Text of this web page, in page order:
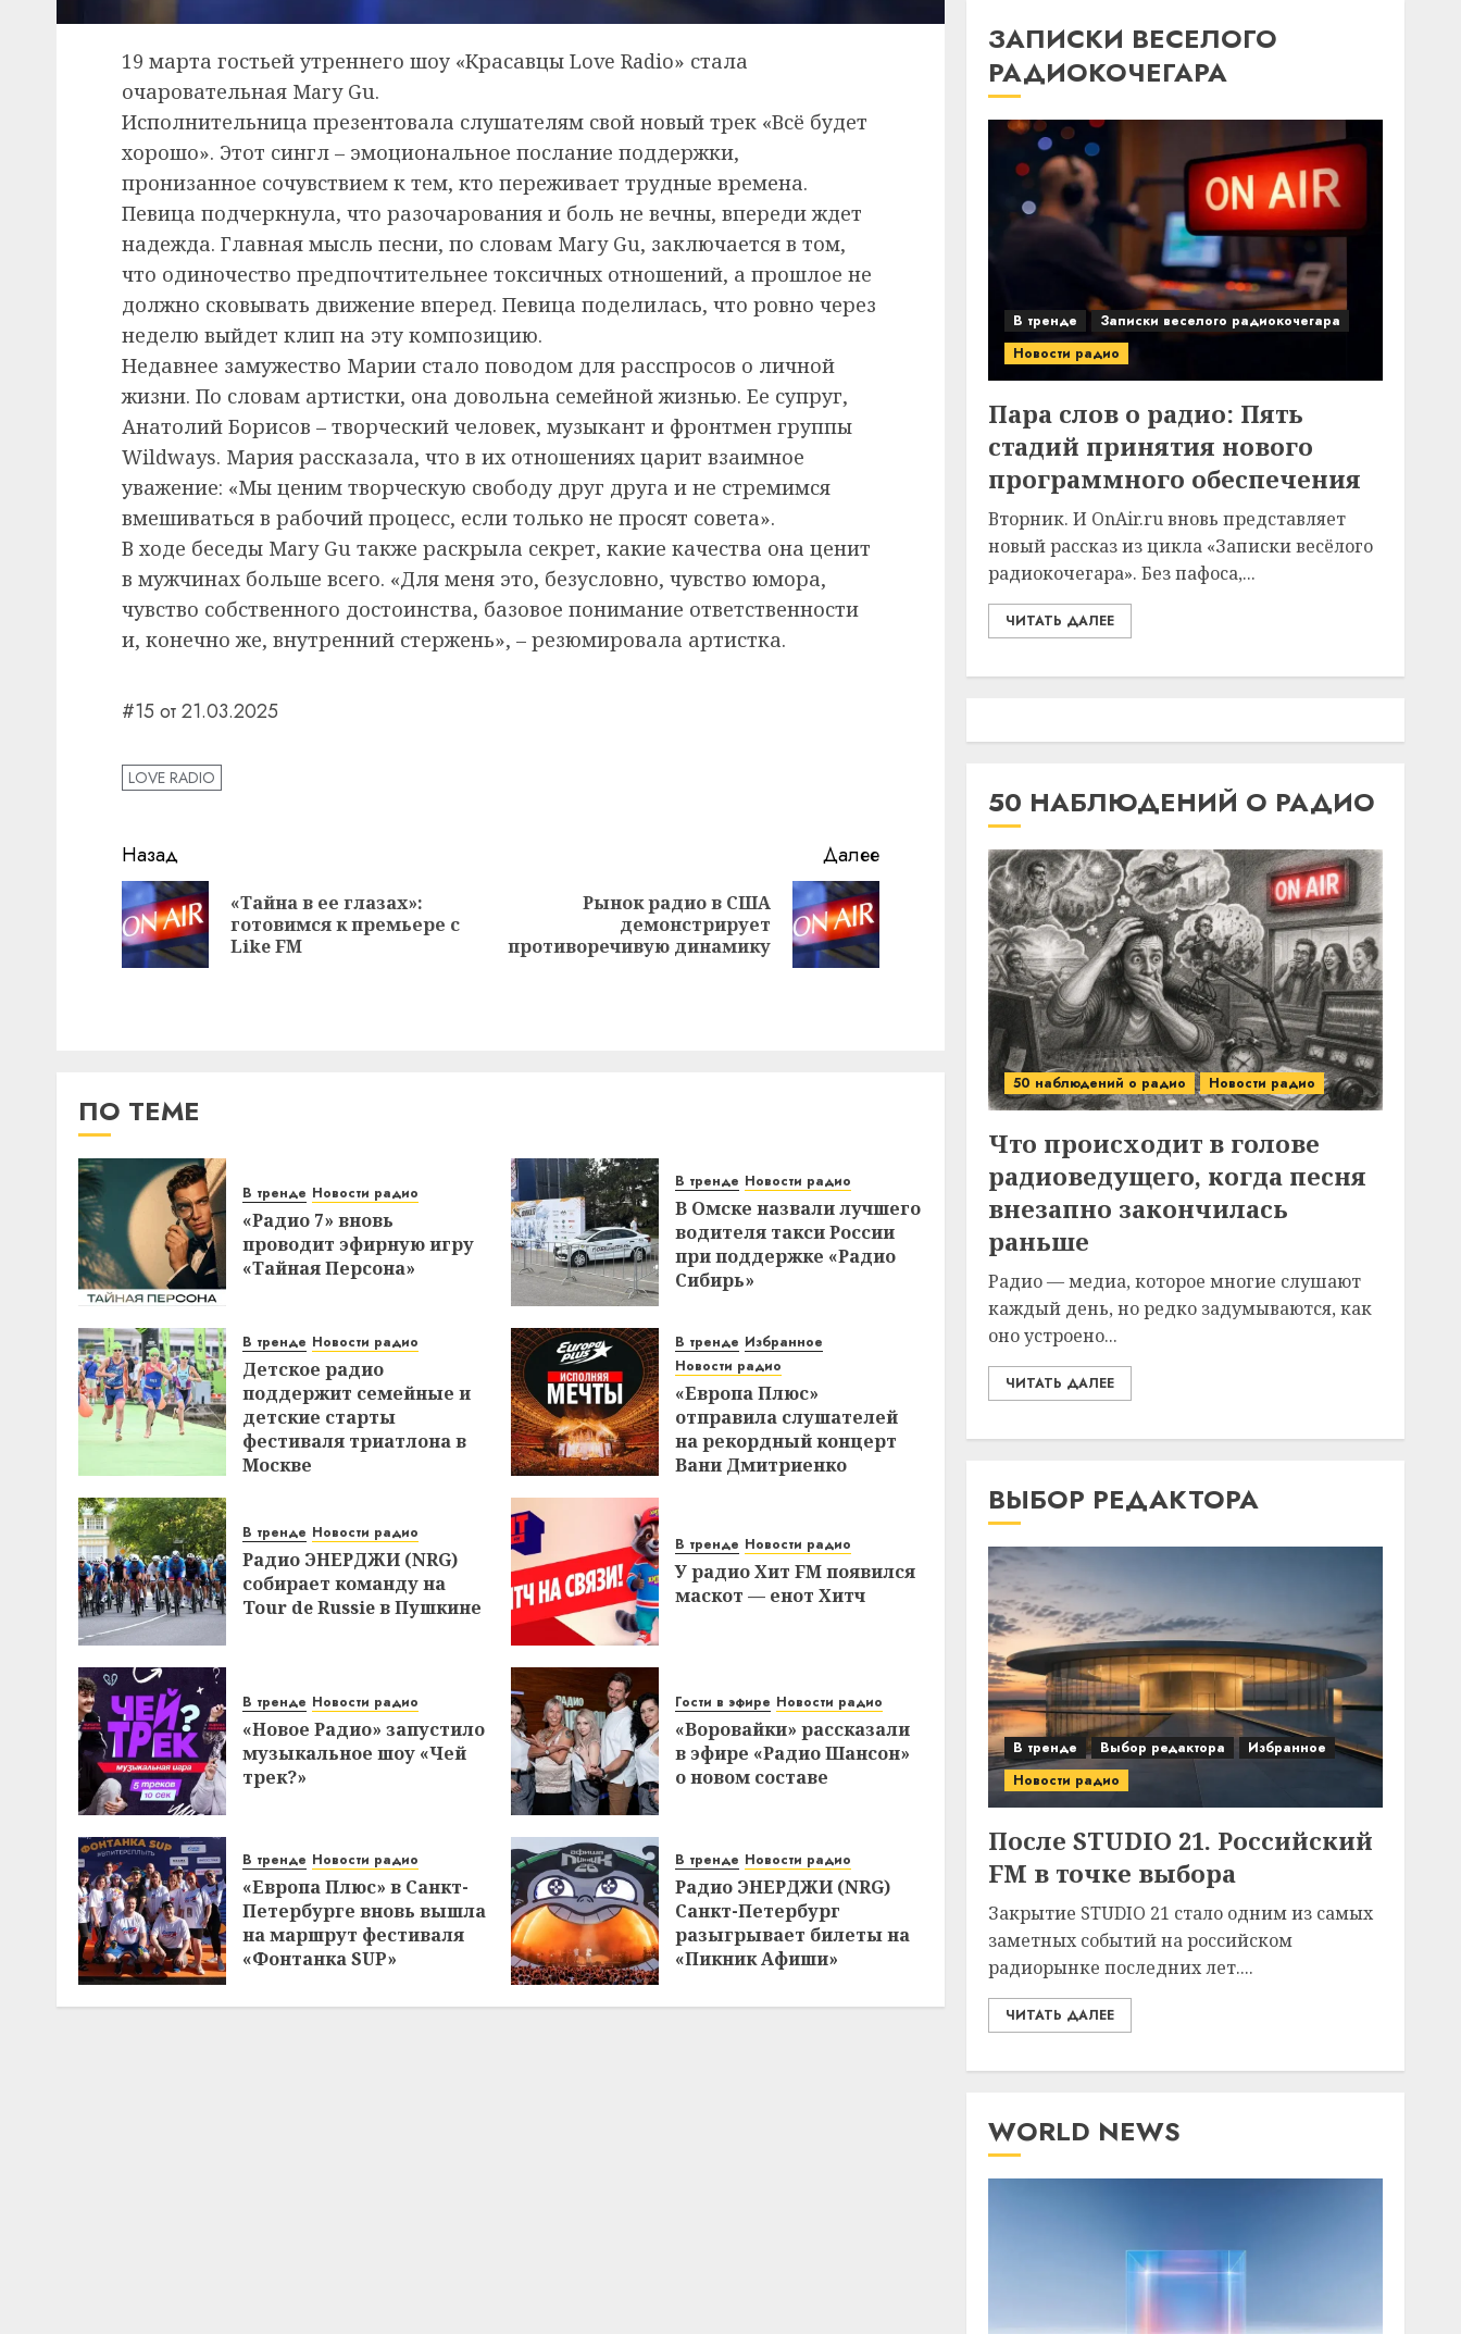
19 марта гостьей утреннего шоу «Красавцы Love Radio» стала
очаровательная Mary Gu.
Исполнительница презентовала слушателям свой новый трек «Всё будет
хорошо». Этот сингл – эмоциональное послание поддержки,
пронизанное сочувствием к тем, кто переживает трудные времена.
Певица подчеркнула, что разочарования и боль не вечны, впереди ждет
надежда. Главная мысль песни, по словам Mary Gu, заключается в том,
что одиночество предпочтительнее токсичных отношений, а прошлое не
должно сковывать движение вперед. Певица поделилась, что ровно через
неделю выйдет клип на эту композицию.
Недавнее замужество Марии стало поводом для расспросов о личной
жизни. По словам артистки, она довольна семейной жизнью. Ее супруг,
Анатолий Борисов – творческий человек, музыкант и фронтмен группы
Wildways. Мария рассказала, что в их отношениях царит взаимное
уважение: «Мы ценим творческую свободу друг друга и не стремимся
вмешиваться в рабочий процесс, если только не просят совета».
В ходе беседы Mary Gu также раскрыла секрет, какие качества она ценит
в мужчинах больше всего. «Для меня это, безусловно, чувство юмора,
чувство собственного достоинства, базовое понимание ответственности
и, конечно же, внутренний стержень», – резюмировала артистка.
#15 от 21.03.2025
LOVE RADIO
Навигация
записи
Назад
Предыдущая
запись:
«Тайна в ее глазах»:
готовимся к премьере с
Like FM
Далее
Следующая
запись:
Рынок радио в США
демонстрирует
противоречивую динамику
ПО ТЕМЕ
В тренде Новости радио
«Радио 7» вновь
проводит эфирную игру
«Тайная Персона»
В тренде Новости радио
В Омске назвали лучшего
водителя такси России
при поддержке «Радио
Сибирь»
В тренде Новости радио
Детское радио
поддержит семейные и
детские старты
фестиваля триатлона в
Москве
В тренде Избранное
Новости радио
«Европа Плюс»
отправила слушателей
на рекордный концерт
Вани Дмитриенко
В тренде Новости радио
Радио ЭНЕРДЖИ (NRG)
собирает команду на
Tour de Russie в Пушкине
В тренде Новости радио
У радио Хит FM появился
маскот — енот Хитч
В тренде Новости радио
«Новое Радио» запустило
музыкальное шоу «Чей
трек?»
Гости в эфире Новости радио
«Воровайки» рассказали
в эфире «Радио Шансон»
о новом составе
В тренде Новости радио
«Европа Плюс» в Санкт-
Петербурге вновь вышла
на маршрут фестиваля
«Фонтанка SUP»
В тренде Новости радио
Радио ЭНЕРДЖИ (NRG)
Санкт-Петербург
разыгрывает билеты на
«Пикник Афиши»
ЗАПИСКИ ВЕСЕЛОГО
РАДИОКОЧЕГАРА
В тренде
Записки веселого радиокочегара
Новости радио
Пара слов о радио: Пять
стадий принятия нового
программного обеспечения
Вторник. И OnAir.ru вновь представляет
новый рассказ из цикла «Записки весёлого
радиокочегара». Без пафоса,...
ЧИТАТЬ ДАЛЕЕ
50 НАБЛЮДЕНИЙ О РАДИО
50 наблюдений о радио Новости радио
Что происходит в голове
радиоведущего, когда песня
внезапно закончилась
раньше
Радио — медиа, которое многие слушают
каждый день, но редко задумываются, как
оно устроено...
ЧИТАТЬ ДАЛЕЕ
ВЫБОР РЕДАКТОРА
В тренде Выбор редактора
Избранное
Новости радио
После STUDIO 21. Российский
FM в точке выбора
Закрытие STUDIO 21 стало одним из самых
заметных событий на российском
радиорынке последних лет....
ЧИТАТЬ ДАЛЕЕ
WORLD NEWS